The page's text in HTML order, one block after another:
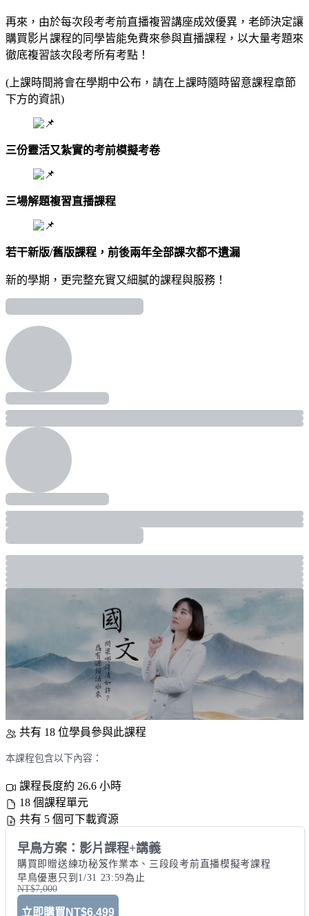
再來，由於每次段考考前直播複習講座成效優異，老師決定讓
購買影片課程的同學皆能免費來參與直播課程，以大量考題來
徹底複習該次段考所有考點！
(上課時間將會在學期中公布，請在上課時隨時留意課程章節
下方的資訊)
三份靈活又紮實的考前模擬考卷
三場解題複習直播課程
若干新版/舊版課程，前後兩年全部課次都不遺漏
新的學期，更完整充實又細膩的課程與服務！
共有 18 位學員參與此課程
本課程包含以下內容：
課程長度約 26.6 小時
18 個課程單元
共有 5 個可下載資源
早鳥方案：影片課程+講義
購買即贈送練功秘笈作業本、三段段考前直播模擬考課程
早鳥優惠只到1/31 23:59為止
NT$7,000
立即購買 NT$6,499